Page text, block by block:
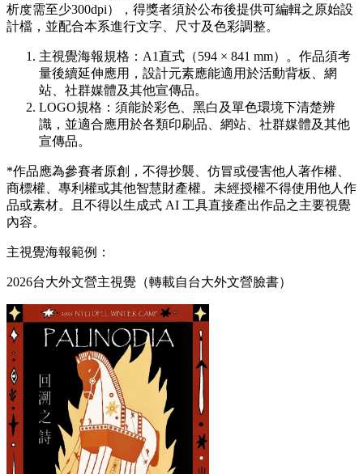
析度需至少300dpi），得獎者須於公布後提供可編輯之原始設
計檔，並配合本系進行文字、尺寸及色彩調整。
主視覺海報規格：A1直式（594 × 841 mm）。作品須考
量後續延伸應用，設計元素應能適用於活動背板、網
站、社群媒體及其他宣傳品。
LOGO規格：須能於彩色、黑白及單色環境下清楚辨
識，並適合應用於各類印刷品、網站、社群媒體及其他
宣傳品。
*作品應為參賽者原創，不得抄襲、仿冒或侵害他人著作權、
商標權、專利權或其他智慧財產權。未經授權不得使用他人作
品或素材。且不得以生成式 AI 工具直接產出作品之主要視覺
內容。
主視覺海報範例：
2026台大外文營主視覺（轉載自台大外文營臉書）